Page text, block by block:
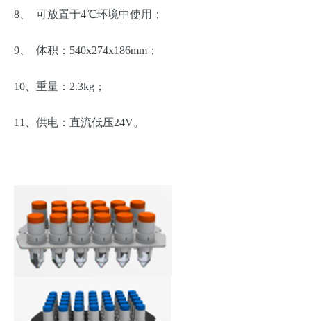
8、 可放置于4℃环境中使用；
9、 体积：540x274x186mm；
10、重量：2.3kg；
11、供电：直流低压24V。